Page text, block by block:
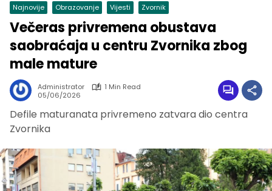
Najnovije Obrazovanje Vijesti Zvornik
Večeras privremena obustava
saobraćaja u centru Zvornika zbog
male mature
Administrator
1 Min Read
05/06/2026
Defile maturanata privremeno zatvara dio centra
Zvornika